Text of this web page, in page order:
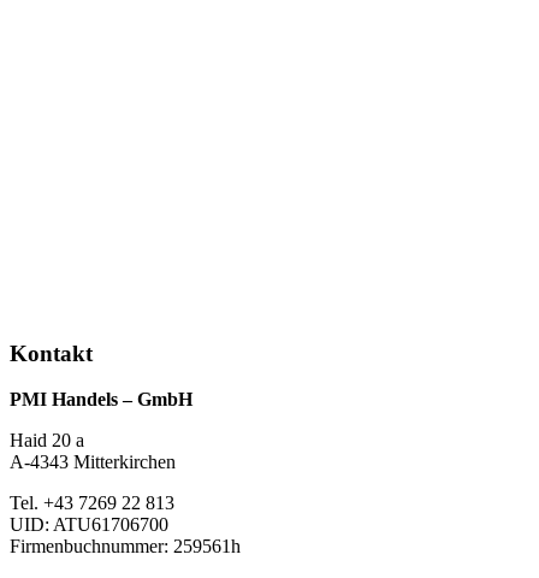
Kontakt
PMI Handels – GmbH
Haid 20 a
A-4343 Mitterkirchen
Tel. +43 7269 22 813
UID: ATU61706700
Firmenbuchnummer: 259561h